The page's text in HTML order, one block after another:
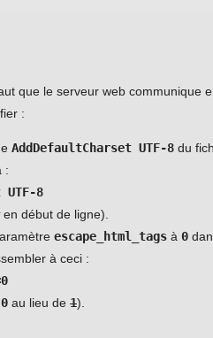
que le serveur web communique
:
AddDefaultCharset UTF-8 du
:
UTF-8
en début de ligne).
escape_html_tags à 0
à ceci :
0 au lieu de 1).